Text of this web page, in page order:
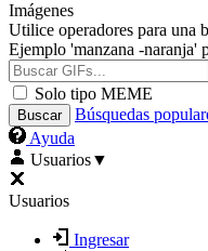
Imágenes
Utilice operadores para una
Ejemplo 'manzana -naranja'
Solo tipo MEME
Búsquedas
Ayuda
Usuarios▼
Usuarios
Ingresar